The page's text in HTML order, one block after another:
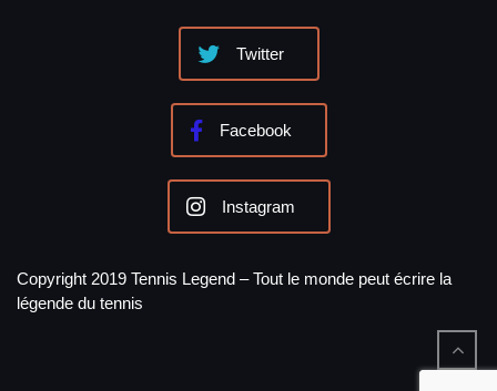
Twitter
Facebook
Instagram
Copyright 2019 Tennis Legend – Tout le monde peut écrire la
légende du tennis